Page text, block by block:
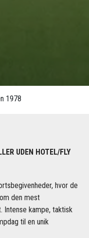
UDEN HOTEL/FLY
hvor de
den mest
kampe, taktisk
til en unik